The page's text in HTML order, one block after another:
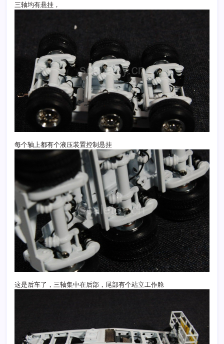
三轴均有悬挂，
每个轴上都有个液压装置控制悬挂
这是后车了，三轴集中在后部，尾部有个站立工作舱